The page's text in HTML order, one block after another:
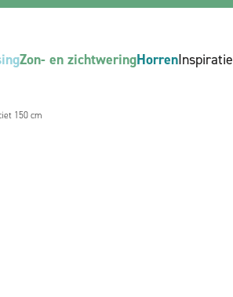
Zon- en zichtweringHorrenInspiratie
150 cm